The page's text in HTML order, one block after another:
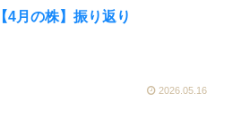
【4月の株】振り返り
2026.05.16